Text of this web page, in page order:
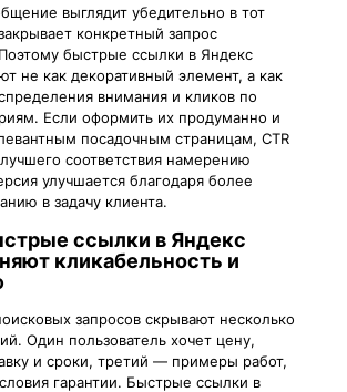
выглядит убедительно в тот
конкретный запрос
быстрые ссылки в Яндекс
не как декоративный элемент, а как
внимания и кликов по
Если оформить их продуманно и
посадочным страницам, CTR
лучшего соответствия намерению
улучшается благодаря более
в задачу клиента.
ссылки в Яндекс
кликабельность и
запросов скрывают несколько
Один пользователь хочет цену,
и сроки, третий — примеры работ,
гарантии. Быстрые ссылки в